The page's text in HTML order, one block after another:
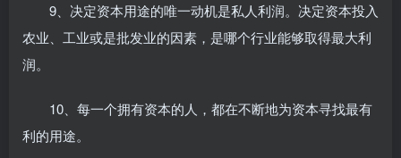
9、决定资本用途的唯一动机是私人利润。决定资本投入
农业、工业或是批发业的因素，是哪个行业能够取得最大利
润。
10、每一个拥有资本的人，都在不断地为资本寻找最有
利的用途。